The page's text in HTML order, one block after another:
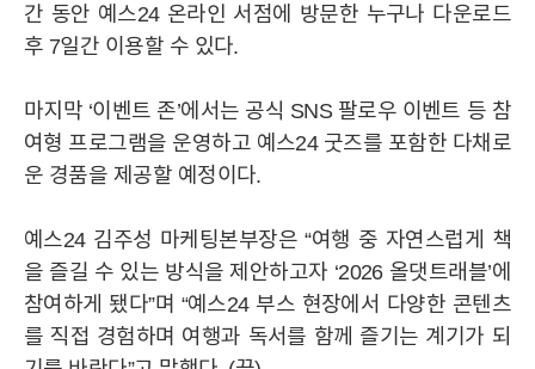
STORY
CAREER
간 동안 예스24 온라인 서점에 방문한 누구나 다운로드
후 7일간 이용할 수 있다.
마지막 ‘이벤트 존’에서는 공식 SNS 팔로우 이벤트 등 참
여형 프로그램을 운영하고 예스24 굿즈를 포함한 다채로
운 경품을 제공할 예정이다.
예스24 김주성 마케팅본부장은 “여행 중 자연스럽게 책
을 즐길 수 있는 방식을 제안하고자 ‘2026 올댓트래블’에
참여하게 됐다”며 “예스24 부스 현장에서 다양한 콘텐츠
를 직접 경험하며 여행과 독서를 함께 즐기는 계기가 되